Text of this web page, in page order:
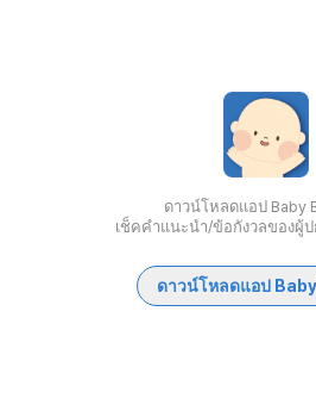
ดาวน์โหลดแอป Baby
เช็คคำแนะนำ/ข้อกังวลของผู้
ดาวน์โหลดแอป